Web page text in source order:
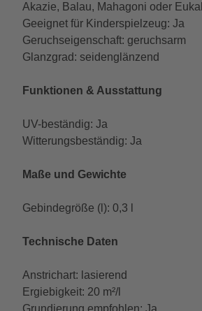
Akazie, Balau, Mahagoni oder
Geeignet für Kinderspielzeug: Ja
Geruchseigenschaft: geruchsarm
Glanzgrad: seidenglänzend
Funktionen & Ausstattung
UV-beständig: Ja
Witterungsbeständig: Ja
Maße und Gewichte
Gebindegröße (l): 0,3 l
Technische Daten
Anstrichart: lasierend
Ergiebigkeit: 20 m²/l
Grundierung empfohlen: Ja